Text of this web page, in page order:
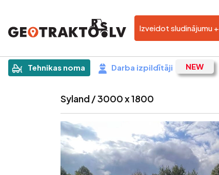
Izveidot sludinājumu +
Tehnikas noma Darba izpildītāji
|Sludinājums
Syland / 3000 x 1800